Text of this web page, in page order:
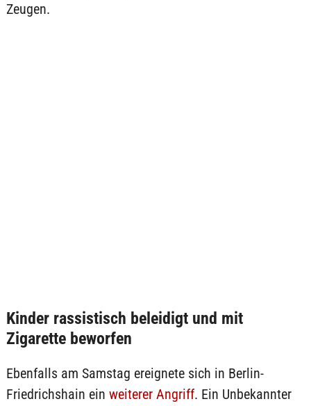
Zeugen.
Kinder rassistisch beleidigt und mit
Zigarette beworfen
Ebenfalls am Samstag ereignete sich in Berlin-
Friedrichshain ein weiterer Angriff. Ein Unbekannter